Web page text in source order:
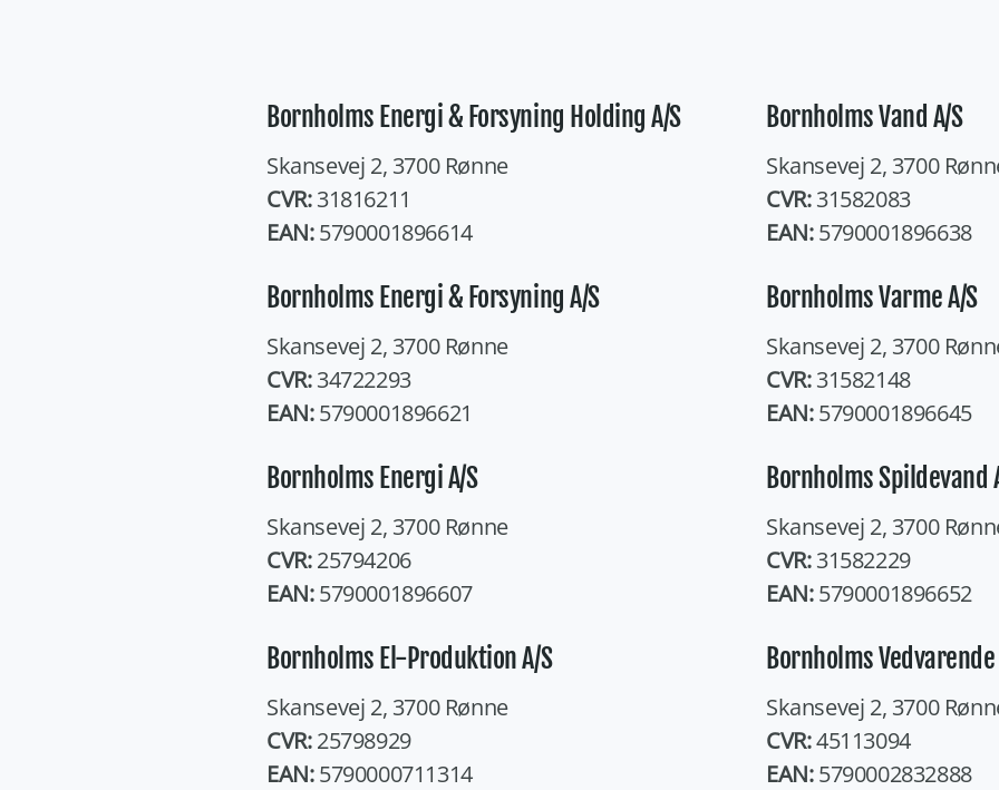
Bornholms Energi & Forsyning Holding A/S
Skansevej 2, 3700 Rønne
CVR:31816211
EAN:5790001896614
Bornholms Energi & Forsyning A/S
Skansevej 2, 3700 Rønne
CVR:34722293
EAN:5790001896621
Bornholms Energi A/S
Skansevej 2, 3700 Rønne
CVR:25794206
EAN:5790001896607
Bornholms El-Produktion A/S
Skansevej 2, 3700 Rønne
CVR:25798929
EAN:5790000711314
Bornholms Vand A/S
Skansevej 2, 3700
CVR:31582083
EAN:5790001896638
Bornholms Varme A/S
Skansevej 2, 3700
CVR:31582148
EAN:5790001896645
Bornholms Spildevand
Skansevej 2, 3700
CVR:31582229
EAN:5790001896652
Bornholms
Skansevej 2, 3700
CVR:45113094
EAN:5790002832888